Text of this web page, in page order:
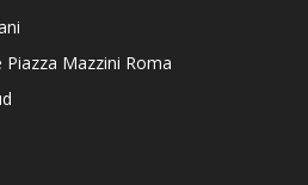
Mazzini Roma